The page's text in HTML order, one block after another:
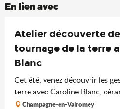
En lien avec
Atelier découverte
tournage de la terre
Blanc
Cet été, venez découvrir les
terre avec Caroline Blanc,
Champagne-en-Valromey